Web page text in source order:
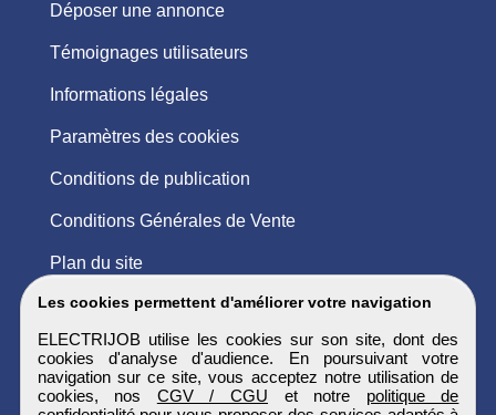
Les cookies permettent d'améliorer votre navigation
ELECTRIJOB utilise les cookies sur son site, dont des
cookies d'analyse d'audience. En poursuivant votre
navigation sur ce site, vous acceptez notre utilisation de
cookies, nos CGV / CGU et notre politique de
Déposer une annonce
Témoignages utilisateurs
Informations légales
Paramètres des cookies
Conditions de publication
Conditions Générales de Vente
Plan du site